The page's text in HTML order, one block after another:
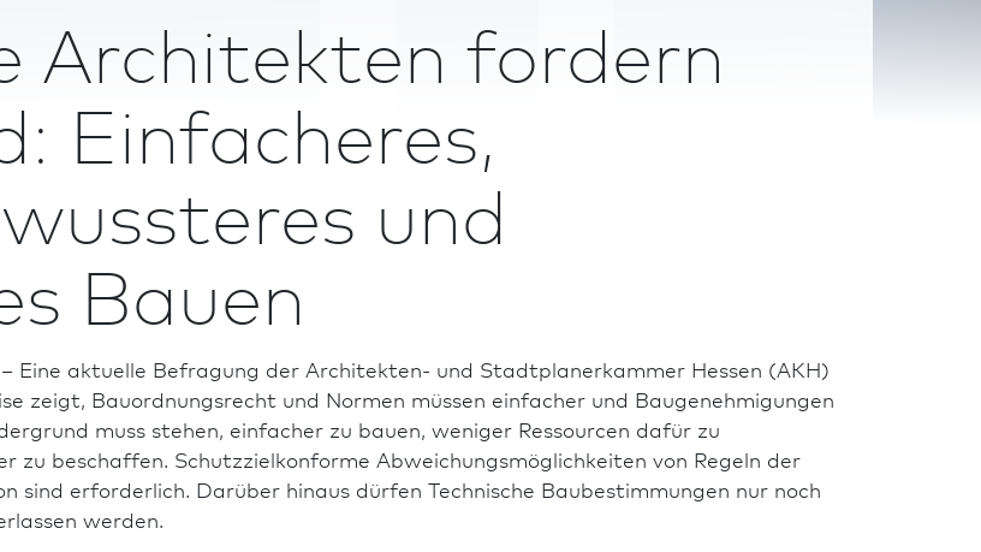
Architekten fordern
Einfacheres,
und
Bauen
Eine aktuelle Befragung der Architekten- und Stadt­planer­kammer Hessen (AKH)
zeigt, Bau­ordnungs­recht und Normen müssen einfacher und Bau­genehmigungen
muss stehen, einfacher zu bauen, weniger Res­sour­cen dafür zu
zu beschaf­fen. Schutzzielkonforme Abweichungsmöglichkeiten von Regeln der
sind erforderlich. Darüber hinaus dürfen Technische Bau­bestimmungen nur noch
werden.